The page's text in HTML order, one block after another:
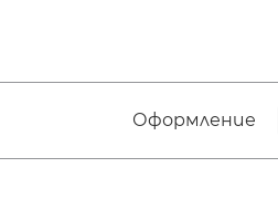
Оформление